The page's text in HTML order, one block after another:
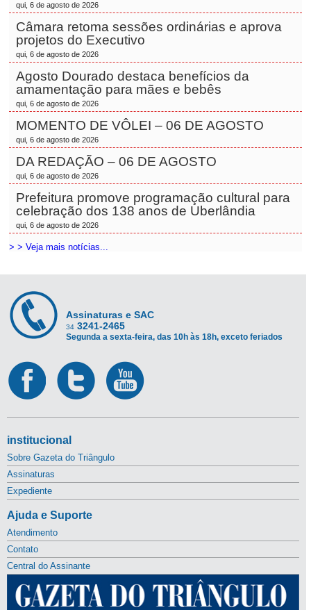
qui, 6 de agosto de 2026
Câmara retoma sessões ordinárias e aprova
projetos do Executivo
qui, 6 de agosto de 2026
Agosto Dourado destaca benefícios da
amamentação para mães e bebês
qui, 6 de agosto de 2026
MOMENTO DE VÔLEI – 06 DE AGOSTO
qui, 6 de agosto de 2026
DA REDAÇÃO – 06 DE AGOSTO
qui, 6 de agosto de 2026
Prefeitura promove programação cultural para
celebração dos 138 anos de Uberlândia
qui, 6 de agosto de 2026
> > Veja mais notícias...
Assinaturas e SAC
34 3241-2465
Segunda a sexta-feira, das 10h às 18h, exceto feriados
institucional
Sobre Gazeta do Triângulo
Assinaturas
Expediente
Ajuda e Suporte
Atendimento
Contato
Central do Assinante